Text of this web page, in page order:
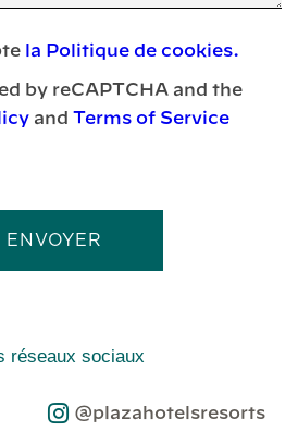
la Politique de cookies.
by reCAPTCHA and the
and Terms of Service
ENVOYER
réseaux sociaux
@plazahotelsresorts